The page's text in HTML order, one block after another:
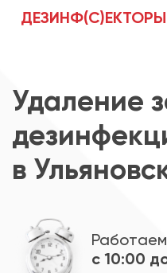
ДЕЗИНФ(С)ЕКТОРЫ
Удаление
в
с 10:00